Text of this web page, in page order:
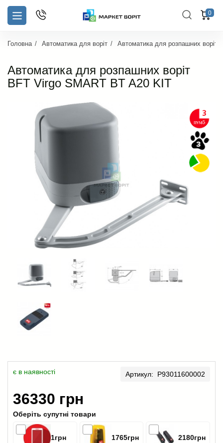
0
Головна Автоматика для воріт Автоматика для розпашних воріт
Автоматика для розпашних воріт
BFT Virgo SMART BT A20 KIT
є в наявності Артикул: P93011600002
36330 грн
Оберіть супутні товари
1грн 1765грн 2180грн